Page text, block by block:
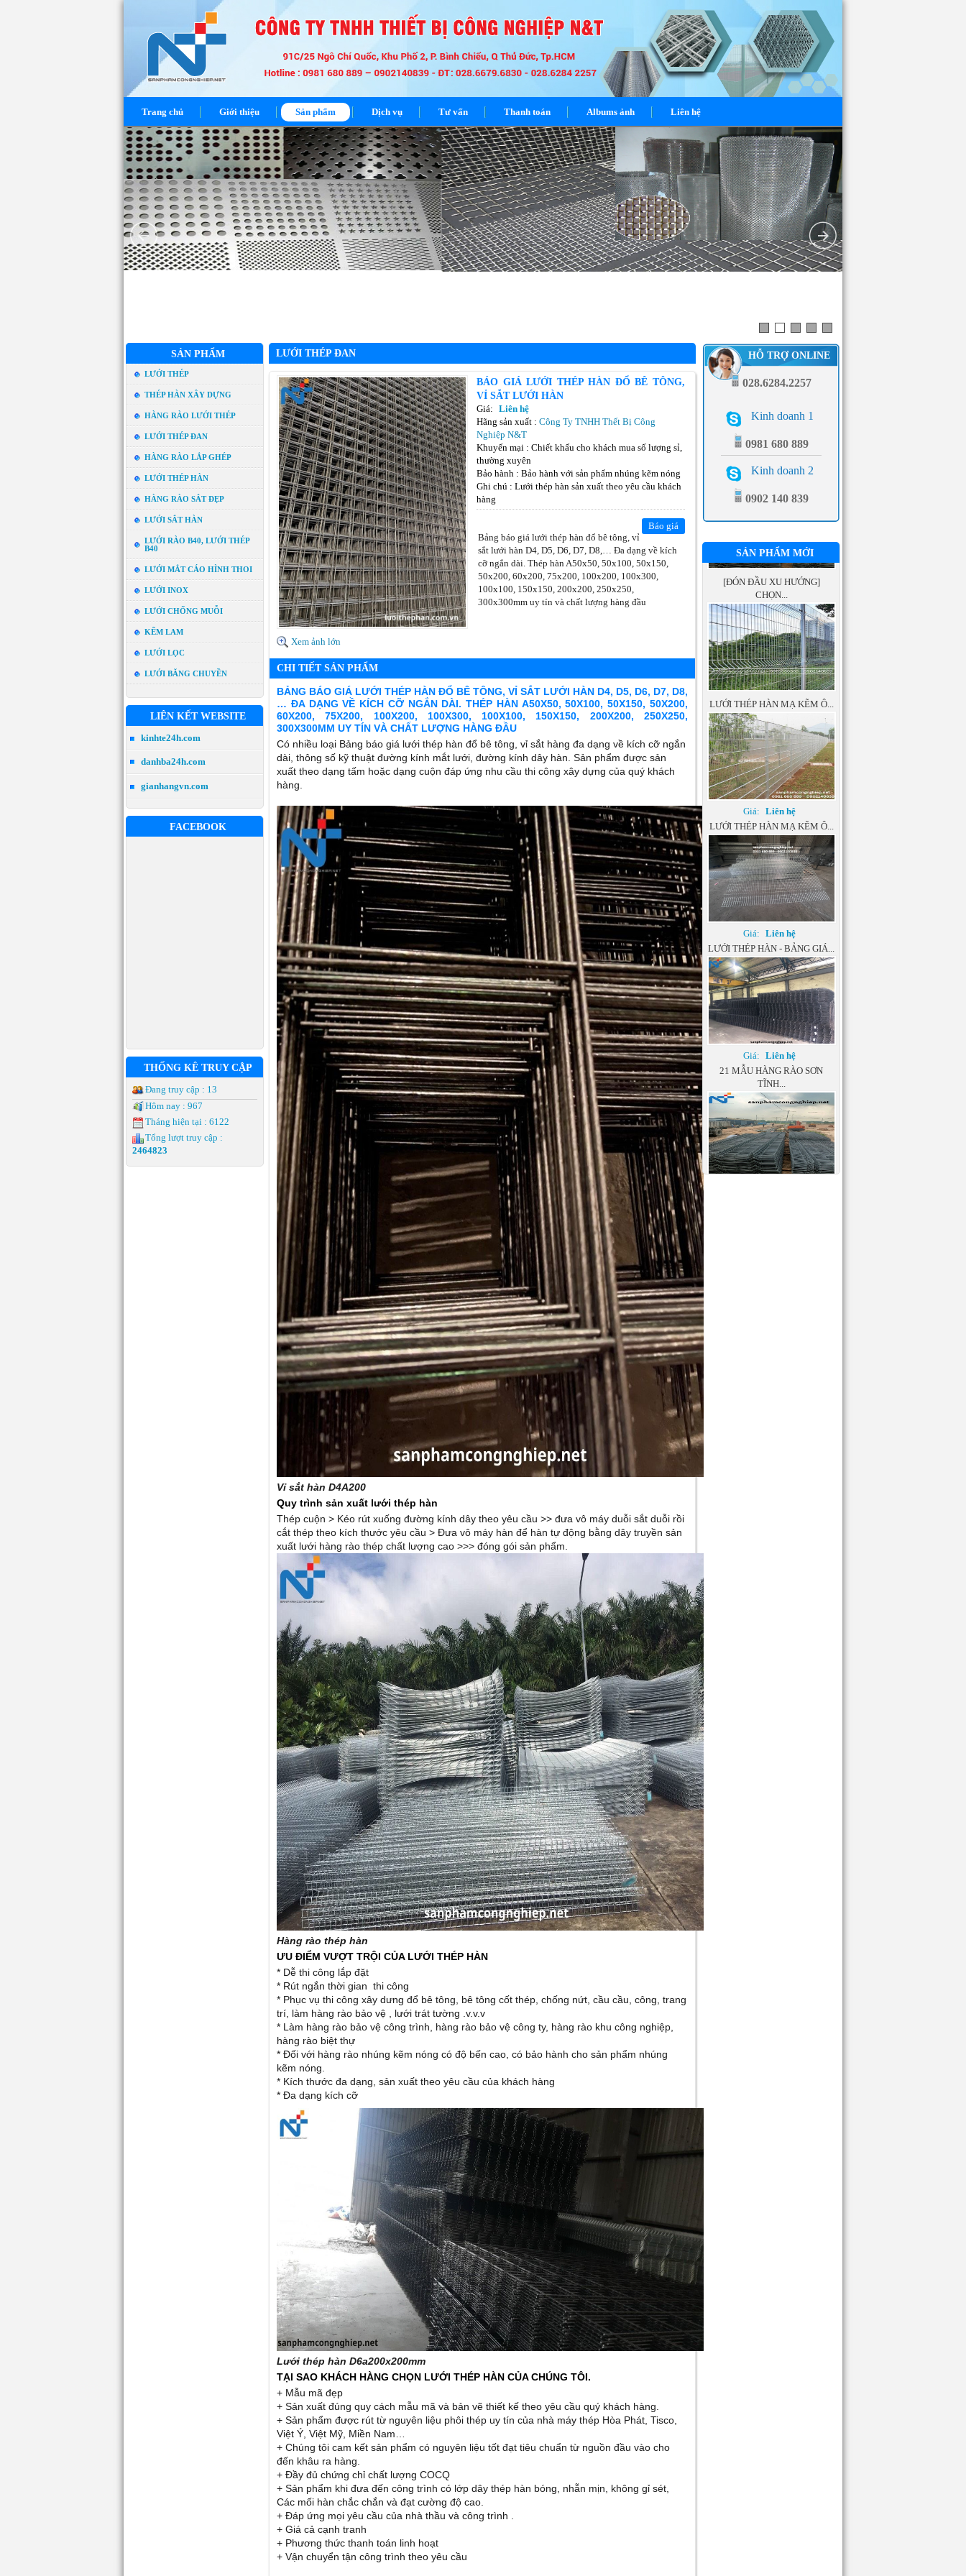
Trang chủ Giới thiệu Sản phẩm Dịch vụ Tư vấn Thanh toán Albums ảnh Liên hệ
SẢN PHẨM
LƯỚI THÉP
THÉP HÀN XÂY DỰNG
HÀNG RÀO LƯỚI THÉP
LƯỚI THÉP ĐAN
HÀNG RÀO LẮP GHÉP
LƯỚI THÉP HÀN
HÀNG RÀO SẮT ĐẸP
LƯỚI SẮT HÀN
LƯỚI RÀO B40, LƯỚI THÉP
B40
LƯỚI MẮT CÁO HÌNH THOI
LƯỚI INOX
LƯỚI CHỐNG MUỖI
KẼM LAM
LƯỚI LỌC
LƯỚI BĂNG CHUYỀN
LIÊN KẾT WEBSITE
kinhte24h.com
danhba24h.com
gianhangvn.com
FACEBOOK
THỐNG KÊ TRUY CẬP
Đang truy cập : 13
Hôm nay : 967
Tháng hiện tại : 6122
Tổng lượt truy cập :
2464823
LƯỚI THÉP ĐAN
Xem ảnh lớn
BÁO GIÁ LƯỚI THÉP HÀN ĐỔ BÊ TÔNG,
VỈ SẮT LƯỚI HÀN
Giá: Liên hệ
Hãng sản xuất : Công Ty TNHH Thết Bị Công
Nghiệp N&T
Khuyến mại : Chiết khấu cho khách mua số lượng sỉ,
thường xuyên
Bảo hành : Bảo hành với sản phẩm nhúng kẽm nóng
Ghi chú : Lưới thép hàn sản xuất theo yêu cầu khách
hàng
Báo giá
Bảng báo giá lưới thép hàn đổ bê tông, vỉ
sắt lưới hàn D4, D5, D6, D7, D8,… Đa dạng về kích
cỡ ngắn dài. Thép hàn A50x50, 50x100, 50x150,
50x200, 60x200, 75x200, 100x200, 100x300,
100x100, 150x150, 200x200, 250x250,
300x300mm uy tín và chất lượng hàng đầu
CHI TIẾT SẢN PHẨM
BẢNG BÁO GIÁ LƯỚI THÉP HÀN ĐỔ BÊ TÔNG, VỈ SẮT LƯỚI HÀN D4, D5, D6, D7, D8,
… ĐA DẠNG VỀ KÍCH CỠ NGẮN DÀI. THÉP HÀN A50X50, 50X100, 50X150, 50X200,
60X200, 75X200, 100X200, 100X300, 100X100, 150X150, 200X200, 250X250,
300X300MM UY TÍN VÀ CHẤT LƯỢNG HÀNG ĐẦU
Có nhiều loại Bảng báo giá lưới thép hàn đổ bê tông, vỉ sắt hàng đa dạng về kích cỡ ngắn
dài, thông số kỹ thuật đường kính mắt lưới, đường kính dây hàn. Sản phẩm được sản
xuất theo dạng tấm hoặc dạng cuộn đáp ứng nhu cầu thi công xây dựng của quý khách
hàng.
Vỉ sắt hàn D4A200
Quy trình sản xuất lưới thép hàn
Thép cuộn > Kéo rút xuống đường kính dây theo yêu cầu >> đưa vô máy duỗi sắt duỗi rồi
cắt thép theo kích thước yêu cầu > Đưa vô máy hàn để hàn tự động bằng dây truyền sản
xuất lưới hàng rào thép chất lượng cao >>> đóng gói sản phẩm.
Hàng rào thép hàn
ƯU ĐIỂM VƯỢT TRỘI CỦA LƯỚI THÉP HÀN
* Dễ thi công lắp đặt
* Rút ngắn thời gian thi công
* Phục vụ thi công xây dưng đổ bê tông, bê tông cốt thép, chống nứt, cầu cầu, công, trang
trí, làm hàng rào bảo vệ , lưới trát tường .v.v.v
* Làm hàng rào bảo vệ công trình, hàng rào bảo vệ công ty, hàng rào khu công nghiệp,
hàng rào biệt thự
* Đối với hàng rào nhúng kẽm nóng có độ bến cao, có bảo hành cho sản phẩm nhúng
kẽm nóng.
* Kích thước đa dạng, sản xuất theo yêu cầu của khách hàng
* Đa dạng kích cỡ
Lưới thép hàn D6a200x200mm
TẠI SAO KHÁCH HÀNG CHỌN LƯỚI THÉP HÀN CỦA CHÚNG TÔI.
+ Mẫu mã đẹp
+ Sản xuất đúng quy cách mẫu mã và bản vẽ thiết kế theo yêu cầu quý khách hàng.
+ Sản phẩm được rút từ nguyên liệu phôi thép uy tín của nhà máy thép Hòa Phát, Tisco,
Việt Ý, Việt Mỹ, Miền Nam…
+ Chúng tôi cam kết sản phẩm có nguyên liệu tốt đạt tiêu chuẩn từ nguồn đầu vào cho
đến khâu ra hàng.
+ Đầy đủ chứng chỉ chất lượng COCQ
+ Sản phẩm khi đưa đến công trình có lớp dây thép hàn bóng, nhẵn mịn, không gỉ sét,
Các mối hàn chắc chắn và đạt cường độ cao.
+ Đáp ứng mọi yêu cầu của nhà thầu và công trình .
+ Giá cả cạnh tranh
+ Phương thức thanh toán linh hoạt
+ Vận chuyển tận công trình theo yêu cầu
HỖ TRỢ ONLINE
028.6284.2257
Kinh doanh 1
0981 680 889
Kinh doanh 2
0902 140 839
SẢN PHẨM MỚI
21 MẪU HÀNG RÀO SƠN
Giá: Liên hệ
CHỌN...
Giá: Liên hệ
Giá: Liên hệ
LƯỚI THÉP HÀN MẠ KẼM Ô...
Giá: Liên hệ
LƯỚI THÉP HÀN - BẢNG GIÁ...
Giá: Liên hệ
21 MẪU HÀNG RÀO SƠN
TĨNH...